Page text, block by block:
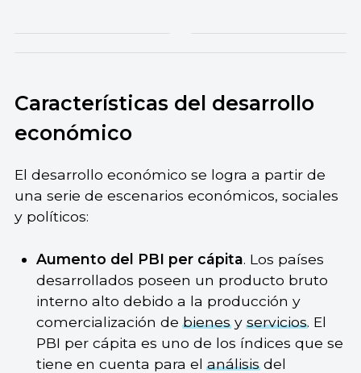
Características del desarrollo
económico
El desarrollo económico se logra a partir de
una serie de escenarios económicos, sociales
y políticos:
Aumento del PBI per cápita. Los países
desarrollados poseen un producto bruto
interno alto debido a la producción y
comercialización debienesyservicios. El
PBI per cápita es uno de los índices que se
tiene en cuenta para elanálisisdel